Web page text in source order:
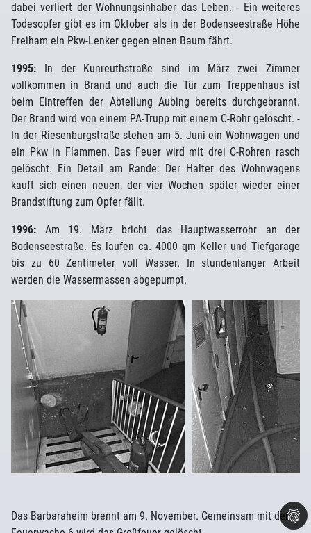
dabei verliert der Wohnungsinhaber das Leben. - Ein weiteres
Todesopfer gibt es im Oktober als in der Bodenseestraße Höhe
Freiham ein Pkw-Lenker gegen einen Baum fährt.
1995: In der Kunreuthstraße sind im März zwei Zimmer
vollkommen in Brand und auch die Tür zum Treppenhaus ist
beim Eintreffen der Abteilung Aubing bereits durchgebrannt.
Der Brand wird von einem PA-Trupp mit einem C-Rohr gelöscht. -
In der Riesenburgstraße stehen am 5. Juni ein Wohnwagen und
ein Pkw in Flammen. Das Feuer wird mit drei C-Rohren rasch
gelöscht. Ein Detail am Rande: Der Halter des Wohnwagens
kauft sich einen neuen, der vier Wochen später wieder einer
Brandstiftung zum Opfer fällt.
1996: Am 19. März bricht das Hauptwasserrohr an der
Bodenseestraße. Es laufen ca. 4000 qm Keller und Tiefgarage
bis zu 60 Zentimeter voll Wasser. In stundenlanger Arbeit
werden die Wassermassen abgepumpt.
Das Barbaraheim brennt am 9. November. Gemeinsam mit der